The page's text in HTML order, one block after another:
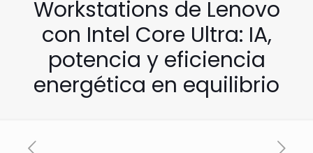
Workstations de Lenovo
con Intel Core Ultra: IA,
potencia y eficiencia
energética en equilibrio